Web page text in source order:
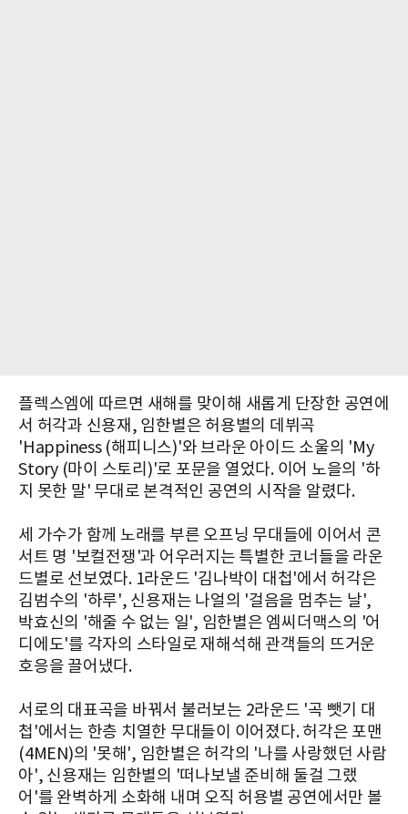
플렉스엠에 따르면 새해를 맞이해 새롭게 단장한 공연에
서 허각과 신용재, 임한별은 허용별의 데뷔곡
'Happiness (해피니스)'와 브라운 아이드 소울의 'My
Story (마이 스토리)'로 포문을 열었다. 이어 노을의 '하
지 못한 말' 무대로 본격적인 공연의 시작을 알렸다.
세 가수가 함께 노래를 부른 오프닝 무대들에 이어서 콘
서트 명 '보컬전쟁'과 어우러지는 특별한 코너들을 라운
드별로 선보였다. 1라운드 '김나박이 대첩'에서 허각은
김범수의 '하루', 신용재는 나얼의 '걸음을 멈추는 날',
박효신의 '해줄 수 없는 일', 임한별은 엠씨더맥스의 '어
디에도'를 각자의 스타일로 재해석해 관객들의 뜨거운
호응을 끌어냈다.
서로의 대표곡을 바꿔서 불러보는 2라운드 '곡 뺏기 대
첩'에서는 한층 치열한 무대들이 이어졌다. 허각은 포맨
(4MEN)의 '못해', 임한별은 허각의 '나를 사랑했던 사람
아', 신용재는 임한별의 '떠나보낼 준비해 둘걸 그랬
어'를 완벽하게 소화해 내며 오직 허용별 공연에서만 볼